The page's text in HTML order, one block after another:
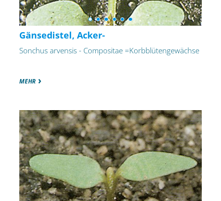
Gänsedistel, Acker-
Sonchus arvensis - Compositae =Korbblütengewächse
MEHR